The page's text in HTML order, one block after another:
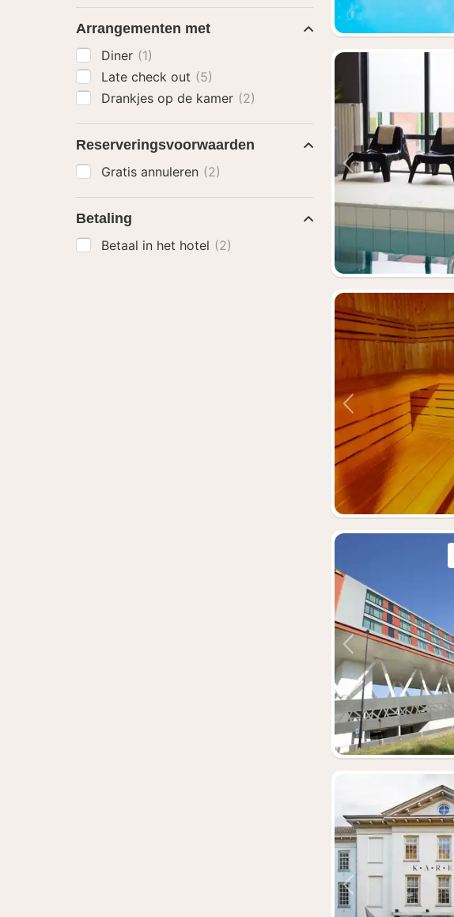
Vorige foto
Vorige foto
Vorige foto
Vorige foto
Arrangementen met
Diner (1)
Late check out (5)
Drankjes op de kamer (2)
Reserveringsvoorwaarden
Gratis annuleren (2)
Betaling
Betaal in het hotel (2)